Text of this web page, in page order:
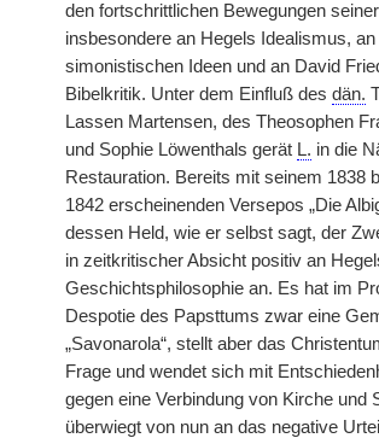
den fortschrittlichen Bewegungen
insbesondere an Hegels Idealismus,
simonistischen Ideen und an David
Bibelkritik. Unter dem Einfluß des dän.
Lassen Martensen, des Theosophen
und Sophie Löwenthals gerät L. in die
Restauration. Bereits mit seinem 1838
1842 erscheinenden Versepos „Die
dessen Held, wie er selbst sagt, der
in zeitkritischer Absicht positiv an
Geschichtsphilosophie an. Es hat im
Despotie des Papsttums zwar eine
„Savonarola“, stellt aber das
Frage und wendet sich mit
gegen eine Verbindung von Kirche und
überwiegt von nun an das negative